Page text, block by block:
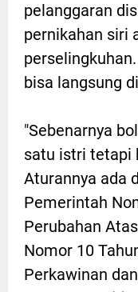
pelanggaran
pernikahan siri
bisa langsung
"Sebenarnya
satu istri tetapi
Aturannya ada
Pemerintah
Perubahan
Nomor 10
Perkawinan